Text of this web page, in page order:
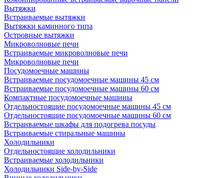
Вытяжки
Встраиваемые вытяжки
Вытяжки каминного типа
Островные вытяжки
Микроволновые печи
Встраиваемые микроволновые печи
Микроволновые печи
Посудомоечные машины
Встраиваемые посудомоечные машины 45 см
Встраиваемые посудомоечные машины 60 см
Компактные посудомоечные машины
Отдельностоящие посудомоечные машины 45 см
Отдельностоящие посудомоечные машины 60 см
Встраиваемые шкафы для подогрева посуды
Встраиваемые стиральные машины
Холодильники
Отдельностоящие холодильники
Встраиваемые холодильники
Холодильники Side-by-Side